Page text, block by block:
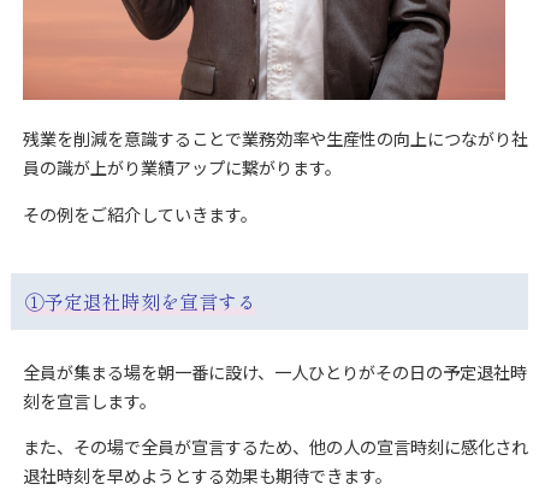
残業を削減を意識することで業務効率や生産性の向上につながり社
員の識が上がり業績アップに繋がります。
その例をご紹介していきます。
①予定退社時刻を宣言する
全員が集まる場を朝一番に設け、一人ひとりがその日の予定退社時
刻を宣言します。
また、その場で全員が宣言するため、他の人の宣言時刻に感化され
退社時刻を早めようとする効果も期待できます。